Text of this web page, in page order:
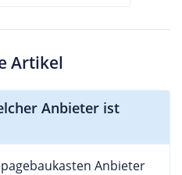
Artikel
Anbieter ist
Anbieter